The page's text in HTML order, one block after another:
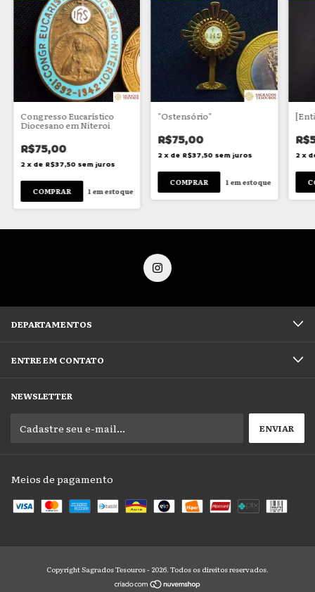
Congresso Eucarístico
Diocesano em Niteroi
R$75,00
2 x de R$37,50 sem juros
1 em estoque
"Ostensório"
R$75,00
2 x de R$37,50 sem juros
1 em estoque
2 x
DEPARTAMENTOS
ENTRE EM CONTATO
NEWSLETTER
Meios de pagamento
Copyright Sagrados Tesouros - 2026. Todos os direitos reservados.